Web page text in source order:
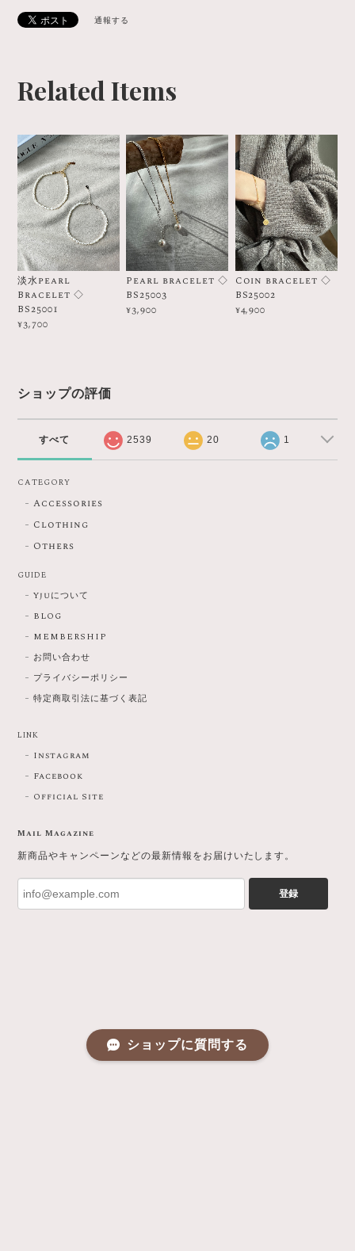
通報する
Related Items
淡水pearl
Bracelet ◇
BS25001
¥3,700
Pearl bracelet ◇
BS25003
¥3,900
Coin bracelet ◇
BS25002
¥4,900
ショップの評価
すべて 2539 20 1
CATEGORY
Accessories
Clothing
Others
GUIDE
Yjuについて
BLOG
MEMBERSHIP
お問い合わせ
プライバシーポリシー
特定商取引法に基づく表記
LINK
Instagram
Facebook
Official Site
Mail Magazine
新商品やキャンペーンなどの最新情報をお届けいたします。
登録
ショップに質問する